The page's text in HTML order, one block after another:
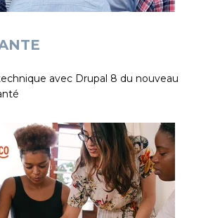
avec Drupal 8 du nouveau